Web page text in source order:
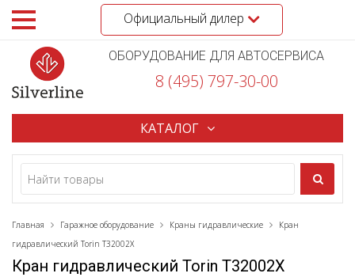
Официальный дилер
ОБОРУДОВАНИЕ ДЛЯ АВТОСЕРВИСА
8 (495) 797-30-00
КАТАЛОГ
Главная Гаражное оборудование Краны гидравлические
Кран
гидравлический Torin T32002Х
Кран гидравлический Torin T32002Х